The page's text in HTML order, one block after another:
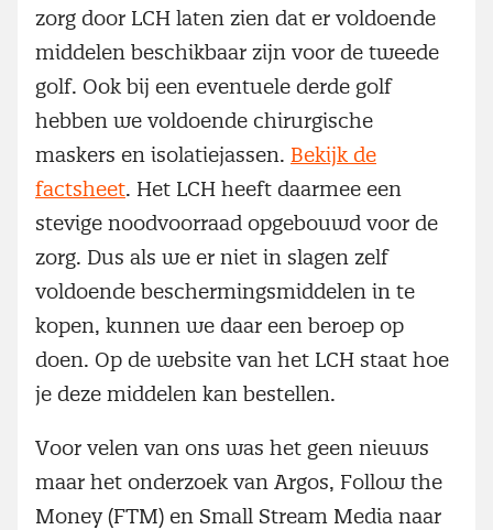
zorg door LCH laten zien dat er voldoende
middelen beschikbaar zijn voor de tweede
golf. Ook bij een eventuele derde golf
hebben we voldoende chirurgische
maskers en isolatiejassen. Bekijk de
factsheet. Het LCH heeft daarmee een
stevige noodvoorraad opgebouwd voor de
zorg. Dus als we er niet in slagen zelf
voldoende beschermingsmiddelen in te
kopen, kunnen we daar een beroep op
doen. Op de website van het LCH staat hoe
je deze middelen kan bestellen.
Voor velen van ons was het geen nieuws
maar het onderzoek van Argos, Follow the
Money (FTM) en Small Stream Media naar